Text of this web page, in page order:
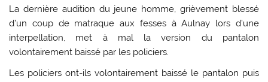
La dernière audition du jeune homme, grièvement blessé
d’un coup de matraque aux fesses à Aulnay lors d’une
interpellation, met à mal la version du pantalon
volontairement baissé par les policiers.
Les policiers ont-ils volontairement baissé le pantalon puis